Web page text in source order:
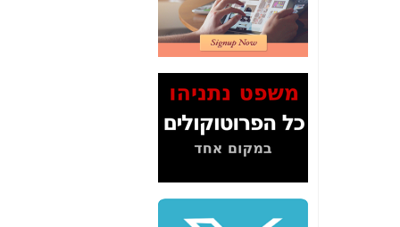
2" על תעלולי השר
משה כחלון -כאן
המשך חשיפת הבלוף
ששמו "מהפיכת
הסלולר" ואיך מסרסים
כאן
סיכום ביקור בסיליקון
משקיעות ומפתחות
באותם תחומים -כאן